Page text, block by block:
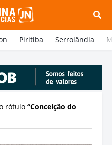
Piritiba Serrolândia
rótulo Conceição do